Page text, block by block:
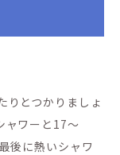
とつかりましょ
ャワーと17～
後に熱いシャワ